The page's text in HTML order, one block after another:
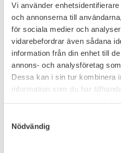
Vi använder
och annonserna till
för sociala medier och
vidarebefordrar även sådana
information från din enhet till
annons- och analysföretag
Dessa kan i sin tur kombinera
information som du har
Nödvändig
Add to favorites
Brandit M65 Giant
Fältjacka
839KR
+6